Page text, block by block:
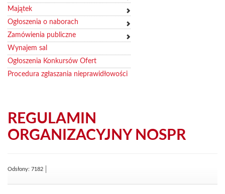
Majątek
Ogłoszenia o naborach
Zamówienia publiczne
Wynajem sal
Ogłoszenia Konkursów Ofert
Procedura zgłaszania nieprawidłowości
REGULAMIN
ORGANIZACYJNY NOSPR
Odsłony: 7182